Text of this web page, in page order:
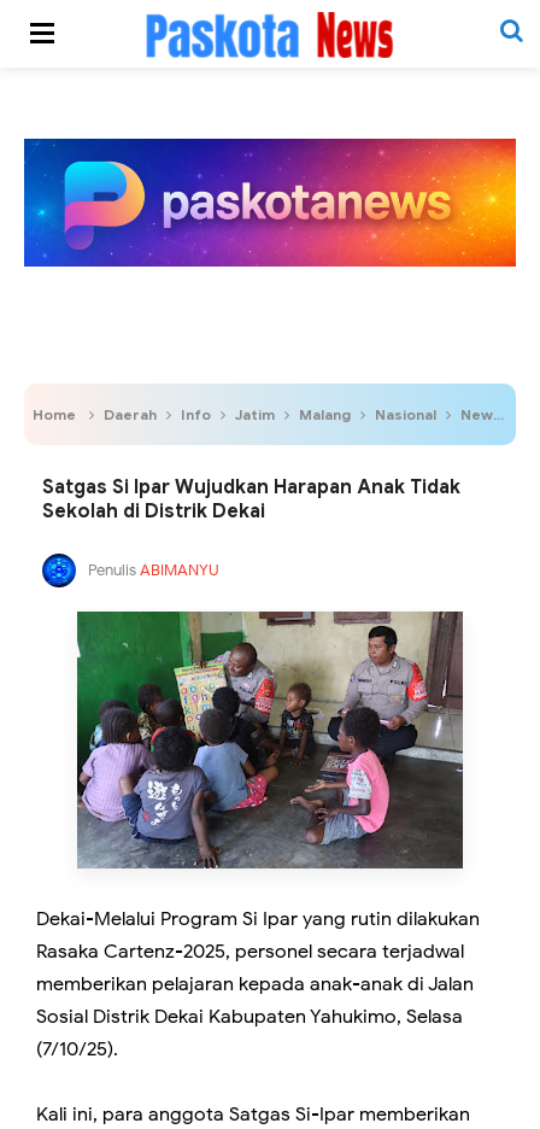
Home Daerah Info Jatim Malang Nasional News
Satgas Si Ipar Wujudkan Harapan Anak Tidak
Sekolah di Distrik Dekai
PenulisABIMANYU
Dekai-Melalui Program Si Ipar yang rutin dilakukan
Rasaka Cartenz-2025, personel secara terjadwal
memberikan pelajaran kepada anak-anak di Jalan
Sosial Distrik Dekai Kabupaten Yahukimo, Selasa
(7/10/25).
Kali ini, para anggota Satgas Si-Ipar memberikan